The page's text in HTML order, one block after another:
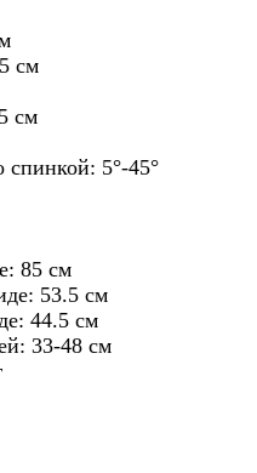
см
см
спинкой: 5°-45°
85 см
53.5 см
44.5 см
33-48 см